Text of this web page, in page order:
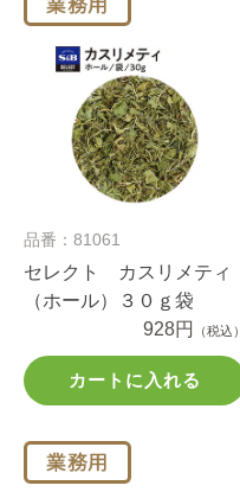
品番：81061
セレクト カスリメティ
（ホール）３０ｇ袋
928円
（税込）
カートに入れる